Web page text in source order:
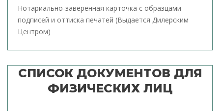
Нотариально-заверенная карточка с образцами
подписей и оттиска печатей (Выдается Дилерским
Центром)
СПИСОК ДОКУМЕНТОВ ДЛЯ
ФИЗИЧЕСКИХ ЛИЦ